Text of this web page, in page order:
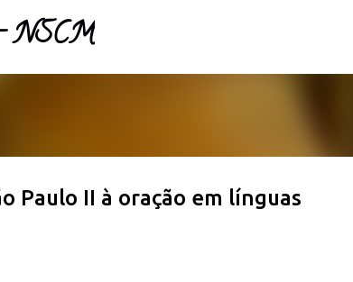
NSCM
Paulo II à oração em línguas